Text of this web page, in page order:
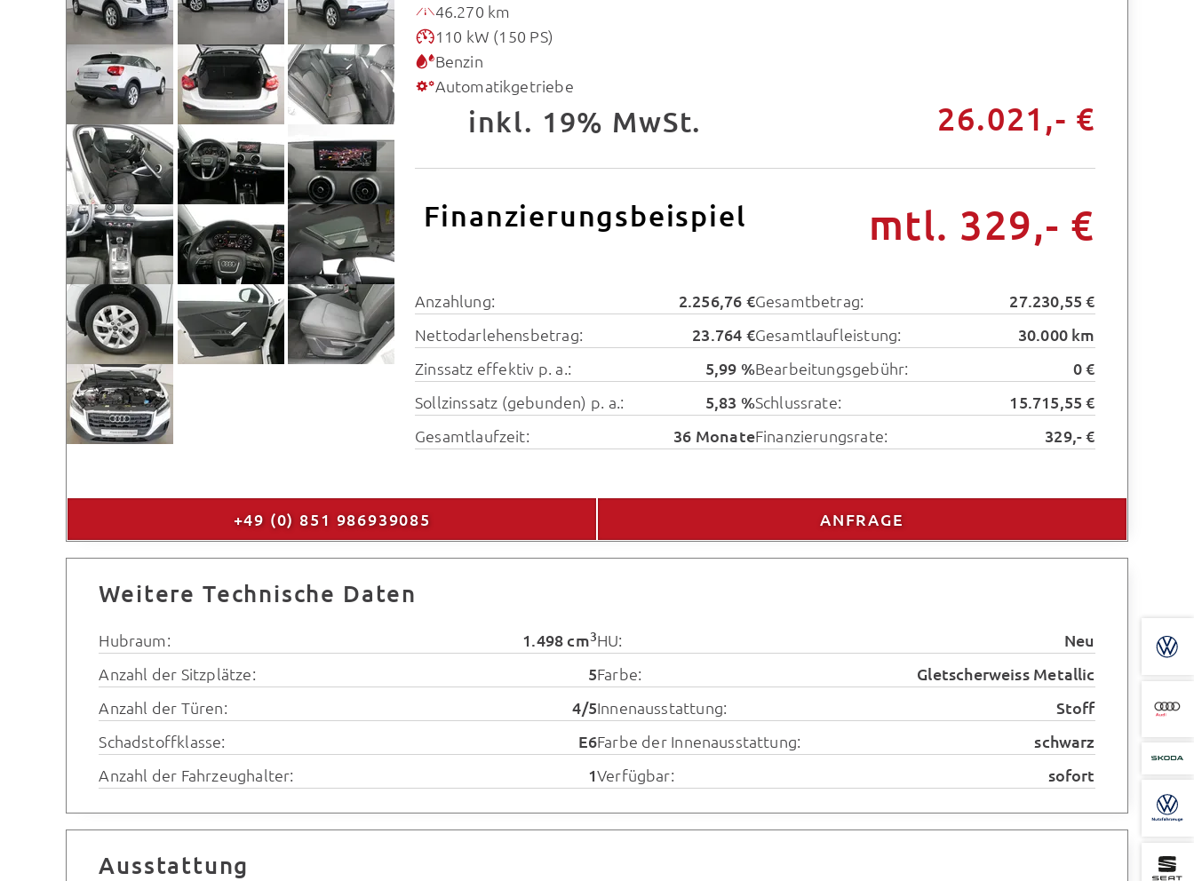
46.270 km
110 kW (150 PS)
Benzin
Automatikgetriebe
inkl. 19% MwSt. 26.021,- €
Finanzierungsbeispiel mtl. 329,- €
Anzahlung:
2.256,76 €
Nettodarlehensbetrag:
23.764 €
Zinssatz effektiv p. a.:
5,99 %
Sollzinssatz (gebunden) p. a.:
5,83 %
Gesamtlaufzeit:
36 Monate
Gesamtbetrag:
27.230,55 €
Gesamtlaufleistung:
30.000 km
Bearbeitungsgebühr:
0 €
Schlussrate:
15.715,55 €
Finanzierungsrate:
329,- €
+49 (0) 851 986939085 ANFRAGE
Weitere Technische Daten
Hubraum: 1.498 cm3
Anzahl der Sitzplätze:
5
Anzahl der Türen:
4/5
Schadstoffklasse:
E6
Anzahl der Fahrzeughalter:
1
HU:
Neu
Farbe:
Gletscherweiss Metallic
Innenausstattung:
Stoff
Farbe der Innenausstattung:
schwarz
Verfügbar:
sofort
Ausstattung